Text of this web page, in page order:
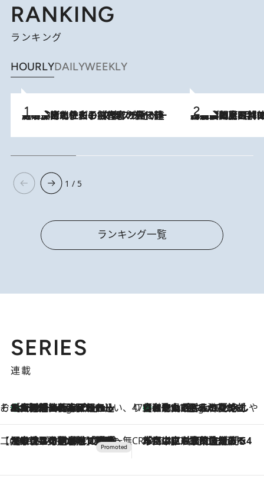
RANKING
ランキング
HOURLYDAILYWEEKLY
2026.8.3
《「文士の子ども被害者の会」発足！》阿川佐和子（72）が語る遠藤周作に北杜夫、劇作家・矢代静一の子どもたちの“文豪プライベート事件簿” 2026.8.8
「最後に見られてよかった」上野動物園の東園パンダ舎が解体前に特別公開。8月16日まで延長されたパネル展と共に辿る“半世紀”のパンダ飼育《解体工事の図面あり》
1 / 5
ランキング一覧
SERIES
連載
そおだよおこの関西おいしい、おやつ紀行4 Hours Ago
［大阪府箕面市］一皿一皿目の前で仕上げられる、料理を巧みに組み込んだアシェットデセールコース「ミチル アシェット デセール（Michiru assiette dessert）」 47都道府県の手みやげ ひんやりスイーツで夏を満喫
4 Hours Ago
【和歌山県】この夏絶対食べたい 冷やしておいしいおやつ3選 みかんがごろっと丸ごと入ったジュレ
【CREA×星野リゾート】唯一無二。癒しと発見が待つ場所へ
2026.8.7
【トンボの足水浴】ヒノキの香りに包まれて涼感マックス！約13℃の湧水かけ流しを避暑地「星野温泉 トンボの湯」で体験 CREA'S CHOICE
2026.8.7
「立川にも歌舞伎があるんだよ」 片岡仁左衛門・市川中車ら豪華座組みで4年目の立川立飛歌舞伎へ